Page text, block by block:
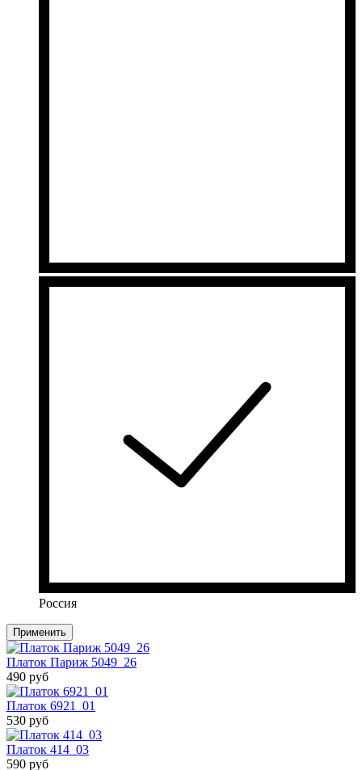
Россия
Применить
Платок Париж 5049_26
490 руб
Платок 6921_01
530 руб
Платок 414_03
590 руб